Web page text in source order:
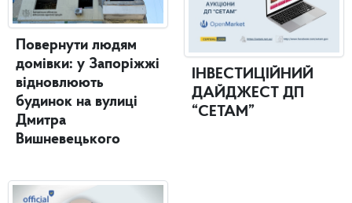
Повернути людям
домівки: у Запоріжжі
відновлюють
будинок на вулиці
Дмитра
Вишневецького
ІНВЕСТИЦІЙНИЙ
ДАЙДЖЕСТ ДП
“СЕТАМ”